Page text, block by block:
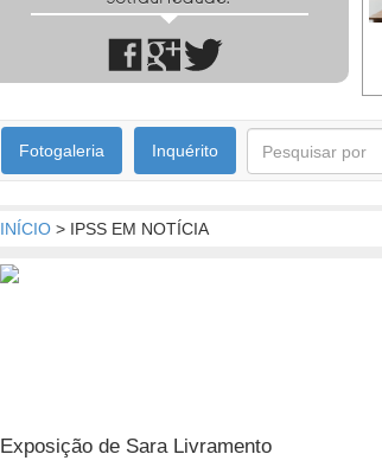
Fotogaleria Inquérito
INÍCIO > IPSS EM NOTÍCIA
Exposição de Sara Livramento